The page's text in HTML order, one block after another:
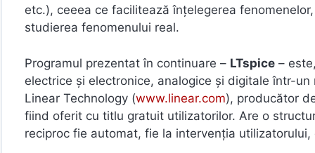
etc.), ceeea ce facilitează înțelegerea
studierea fenomenului real.
Programul prezentat în continuare – LTspice –
electrice şi electronice, analogice şi digitale într-
Linear Technology (www.linear.com), producător
fiind oferit cu titlu gratuit utilizatorilor. Are o
reciproc fie automat, fie la intervenţia utilizatorului,